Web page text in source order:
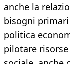
anche la
bisogni
politica
pilotare